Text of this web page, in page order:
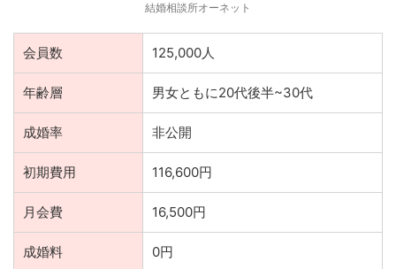
結婚相談所オーネット
会員数 125,000人
年齢層 男女ともに20代後半~30代
成婚率 非公開
初期費用 116,600円
月会費 16,500円
成婚料 0円